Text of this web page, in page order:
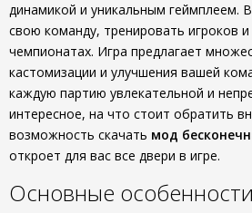
динамикой и уникальным геймплеем.
свою команду, тренировать игроков
чемпионатах. Игра предлагает
кастомизации и улучшения вашей
каждую партию увлекательной и
интересное, на что стоит обратить
возможность скачать мод
откроет для вас все двери в игре.
Основные